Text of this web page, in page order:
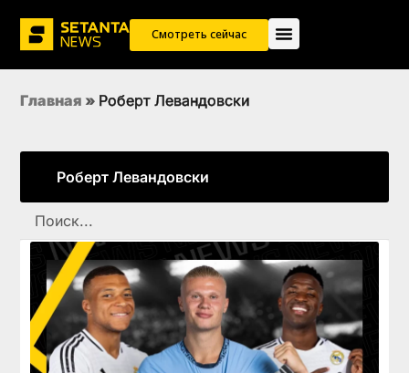
Смотреть сейчас
Главная » Роберт Левандовски
Роберт Левандовски